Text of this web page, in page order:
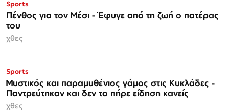
Sports
Πένθος για τον Μέσι - Έφυγε από τη ζωή ο πατέρας
του
χθες
Sports
Μυστικός και παραμυθένιος γάμος στις Κυκλάδες -
Παντρεύτηκαν και δεν το πήρε είδηση κανείς
χθες